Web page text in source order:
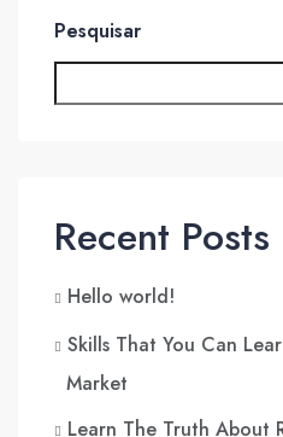
Pesquisar
Recent Posts
Hello world!
Skills That You Can
Market
Learn The Truth About